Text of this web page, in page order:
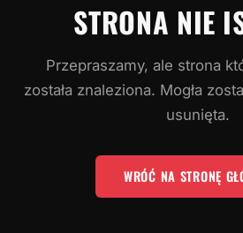
STRONA NIE
Przepraszamy, ale strona
została znaleziona. Mogła
usunięta.
WRÓĆ NA STRONĘ